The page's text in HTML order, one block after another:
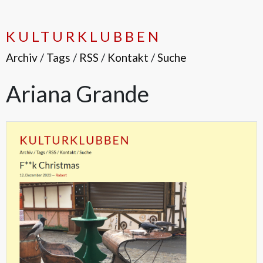
KULTURKLUBBEN
Archiv/ Tags / RSS / Kontakt /Suche
Ariana Grande